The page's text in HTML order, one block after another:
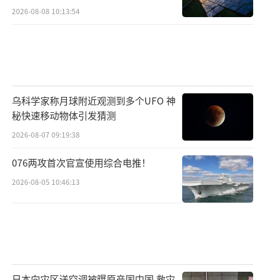
2026-08-08 10:13:54
乌科学家称月球附近观测到多个UFO 神
秘快速移动物体引发猜测
2026-08-07 09:19:38
076两攻首次官宣使用综合电推！
2026-08-05 10:46:13